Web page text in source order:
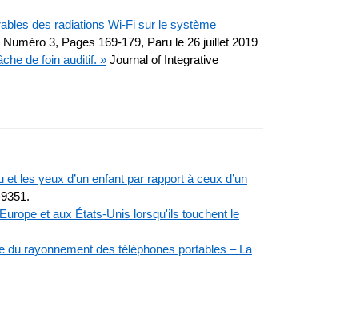
des radiations Wi-Fi sur le système
3, Pages 169-179, Paru le 26 juillet 2019
de foin auditif. » Journal of Integrative
les yeux d’un enfant par rapport à ceux d’un
et aux États-Unis lorsqu'ils touchent le
rayonnement des téléphones portables – La